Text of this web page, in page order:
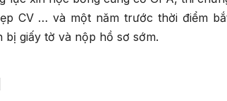
CV … và một năm trước thời điểm
giấy tờ và nộp hồ sơ sớm.